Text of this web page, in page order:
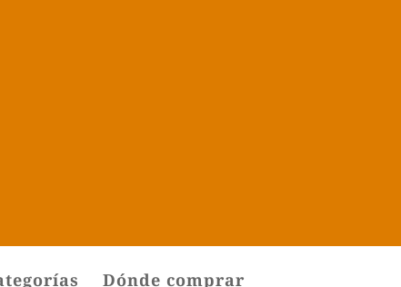
Dónde comprar